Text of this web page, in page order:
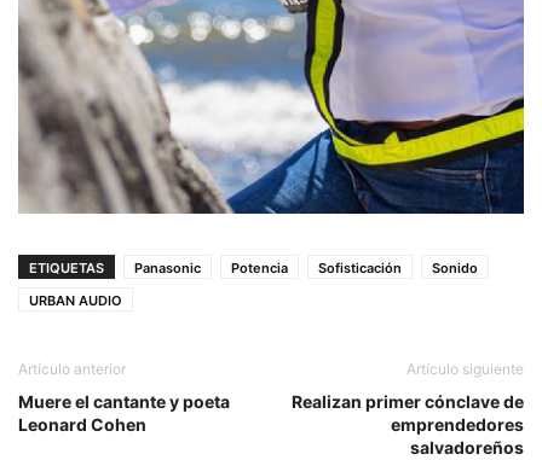
ETIQUETAS Panasonic Potencia Sofisticación
Sonido
URBAN AUDIO
Artículo anterior
Muere el cantante y poeta
Leonard Cohen
Artículo siguiente
Realizan primer cónclave de
emprendedores
salvadoreños